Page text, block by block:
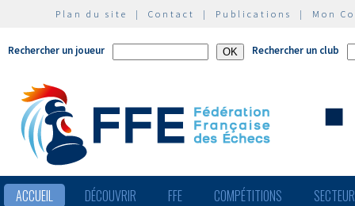
Plan du site | Contact | Publications | Mon
Rechercher un joueur Rechercher un club
ACCUEIL DÉCOUVRIR FFE COMPÉTITIONS